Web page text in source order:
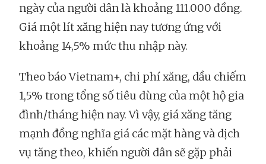
ngày của người dân là khoảng 111.000 đồng.
Giá một lít xăng hiện nay tương ứng với
khoảng 14,5% mức thu nhập này.
Theo báo Vietnam+, chi phí xăng, dầu chiếm
1,5% trong tổng số tiêu dùng của một hộ gia
đình/tháng hiện nay. Vì vậy, giá xăng tăng
mạnh đồng nghĩa giá các mặt hàng và dịch
vụ tăng theo, khiến người dân sẽ gặp phải